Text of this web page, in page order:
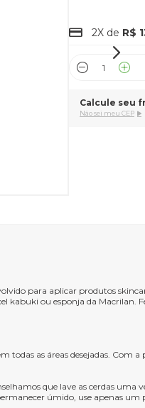
2X de R$
Calcule seu
Não sei meu CEP
para aplicar produtos
kabuki ou esponja da
as áreas desejadas.
que lave as cerdas
úmido, use apenas